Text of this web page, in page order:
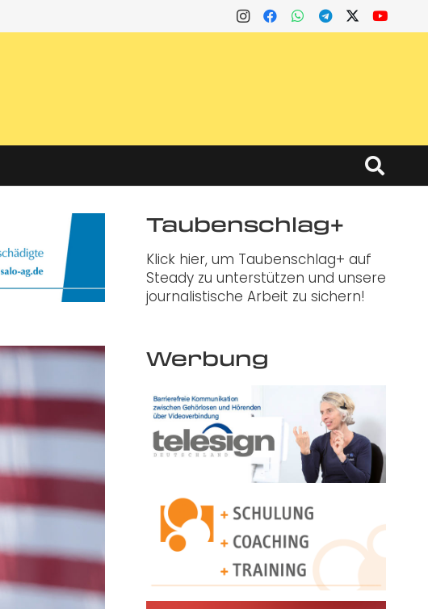
Taubenschlag+
Klick hier, um Taubenschlag+ auf
Steady zu unterstützen und unsere
journalistische Arbeit zu sichern!
Werbung